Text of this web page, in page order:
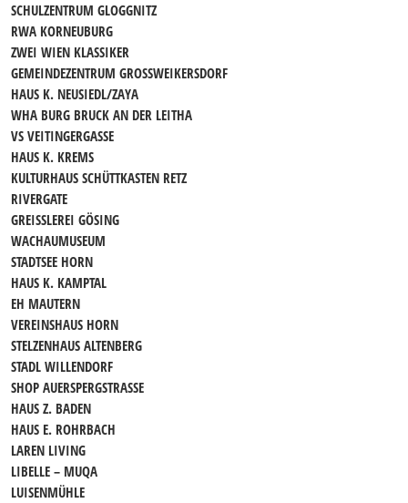
SCHULZENTRUM GLOGGNITZ
RWA KORNEUBURG
ZWEI WIEN KLASSIKER
GEMEINDEZENTRUM GROSSWEIKERSDORF
HAUS K. NEUSIEDL/ZAYA
WHA BURG BRUCK AN DER LEITHA
VS VEITINGERGASSE
HAUS K. KREMS
KULTURHAUS SCHÜTTKASTEN RETZ
RIVERGATE
GREISSLEREI GÖSING
WACHAUMUSEUM
STADTSEE HORN
HAUS K. KAMPTAL
EH MAUTERN
VEREINSHAUS HORN
STELZENHAUS ALTENBERG
STADL WILLENDORF
SHOP AUERSPERGSTRASSE
HAUS Z. BADEN
HAUS E. ROHRBACH
LAREN LIVING
LIBELLE – MUQA
LUISENMÜHLE